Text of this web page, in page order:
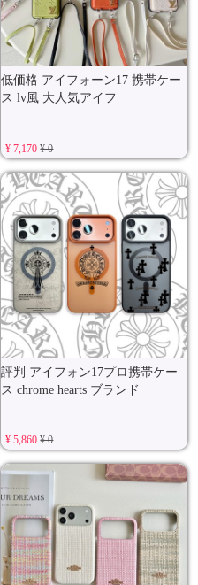
低価格 アイフォーン17 携帯ケー
ス lv風 大人気アイフ
¥ 7,170¥ 0
評判 アイフォン17プロ携帯ケー
ス chrome hearts ブランド
¥ 5,860¥ 0